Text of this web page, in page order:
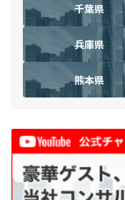
千葉県
兵庫県
熊本県